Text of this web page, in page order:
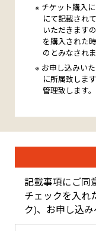
チケット購入
にて記載され
いただきます
を購入された
のとみなされま
お申し込みい
に所属致しま
管理致します。
記載事項にご同
チェックを入れ
ク)、お申し込み